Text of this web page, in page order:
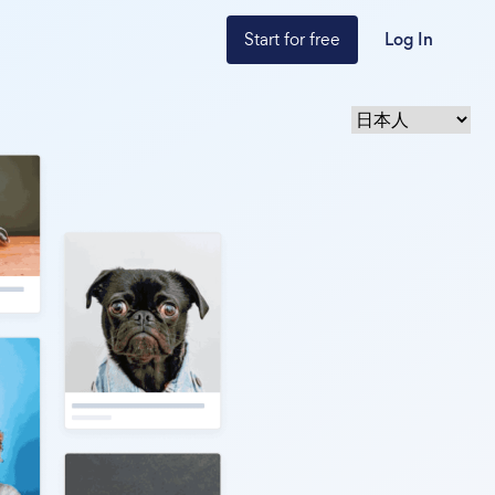
Start for free Log In